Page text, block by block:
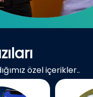
özel içerikler..